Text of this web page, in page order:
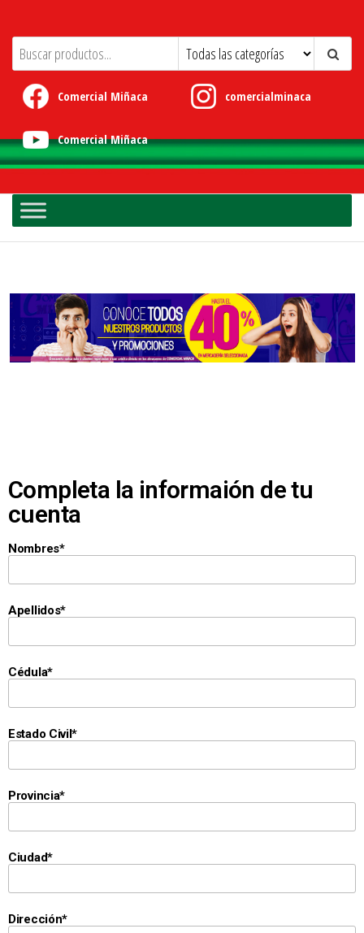
Comercial Miñaca
Calidad para su Hogar. Lo mejor en
electrodomésticos y artículos eléctricos.
Comercial Miñaca comercialminaca
Comercial Miñaca
Completa la informaión de tu
cuenta
Nombres*
Apellidos*
Cédula*
Estado Civil*
Provincia*
Ciudad*
Dirección*